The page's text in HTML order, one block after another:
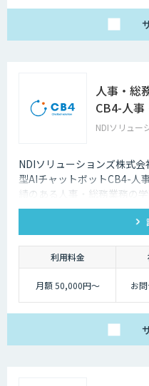
人事・総
CB4-人事
NDIソリュー
NDIソリューションズ株式
型AIチャットボットCB4-人
績のある人事・総務業務の
載した人事・総務業務向け
利用料金
月額 50,000円～ お